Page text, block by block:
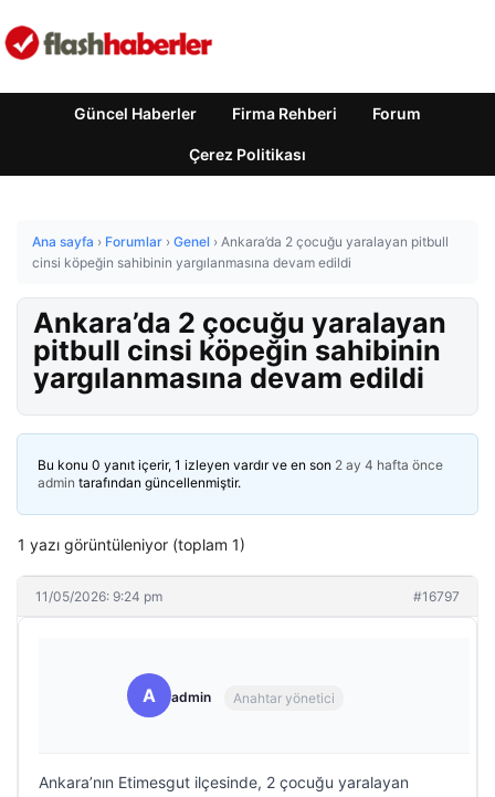
Güncel Haberler Firma Rehberi Forum
Çerez Politikası
Ana sayfa › Forumlar › Genel › Ankara’da 2 çocuğu yaralayan pitbull
cinsi köpeğin sahibinin yargılanmasına devam edildi
Ankara’da 2 çocuğu yaralayan
pitbull cinsi köpeğin sahibinin
yargılanmasına devam edildi
Bu konu 0 yanıt içerir, 1 izleyen vardır ve en son 2 ay 4 hafta önce
admin tarafından güncellenmiştir.
1 yazı görüntüleniyor (toplam 1)
11/05/2026: 9:24 pm #16797
A admin Anahtar yönetici
Ankara’nın Etimesgut ilçesinde, 2 çocuğu yaralayan